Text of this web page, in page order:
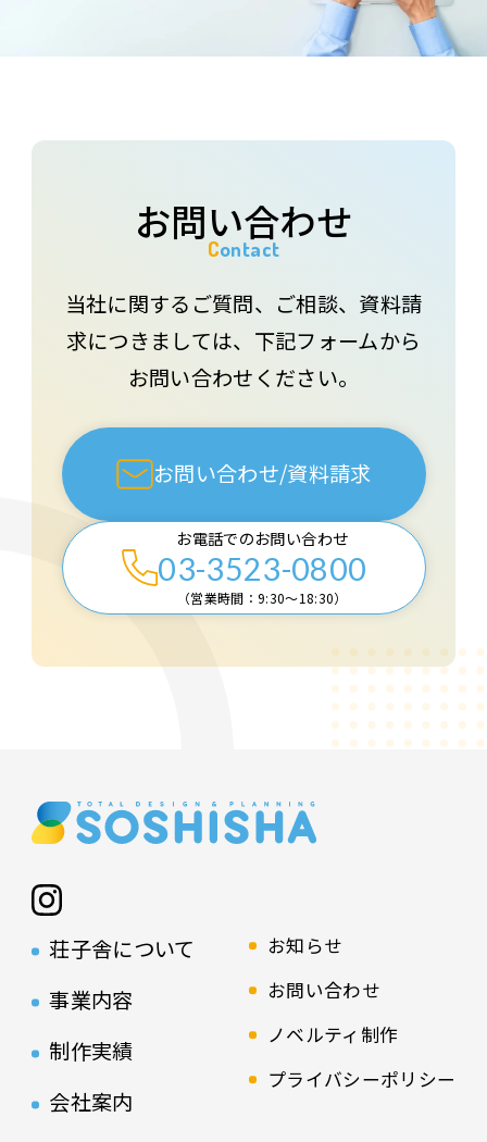
お問い合わせ
Contact
当社に関するご質問、ご相談、資料請
求につきましては、下記フォームから
お問い合わせください。
お問い合わせ/資料請求
お電話でのお問い合わせ
03-3523-0800
（営業時間：9:30〜18:30）
荘子舎について
事業内容
制作実績
会社案内
お知らせ
お問い合わせ
ノベルティ制作
プライバシーポリシー